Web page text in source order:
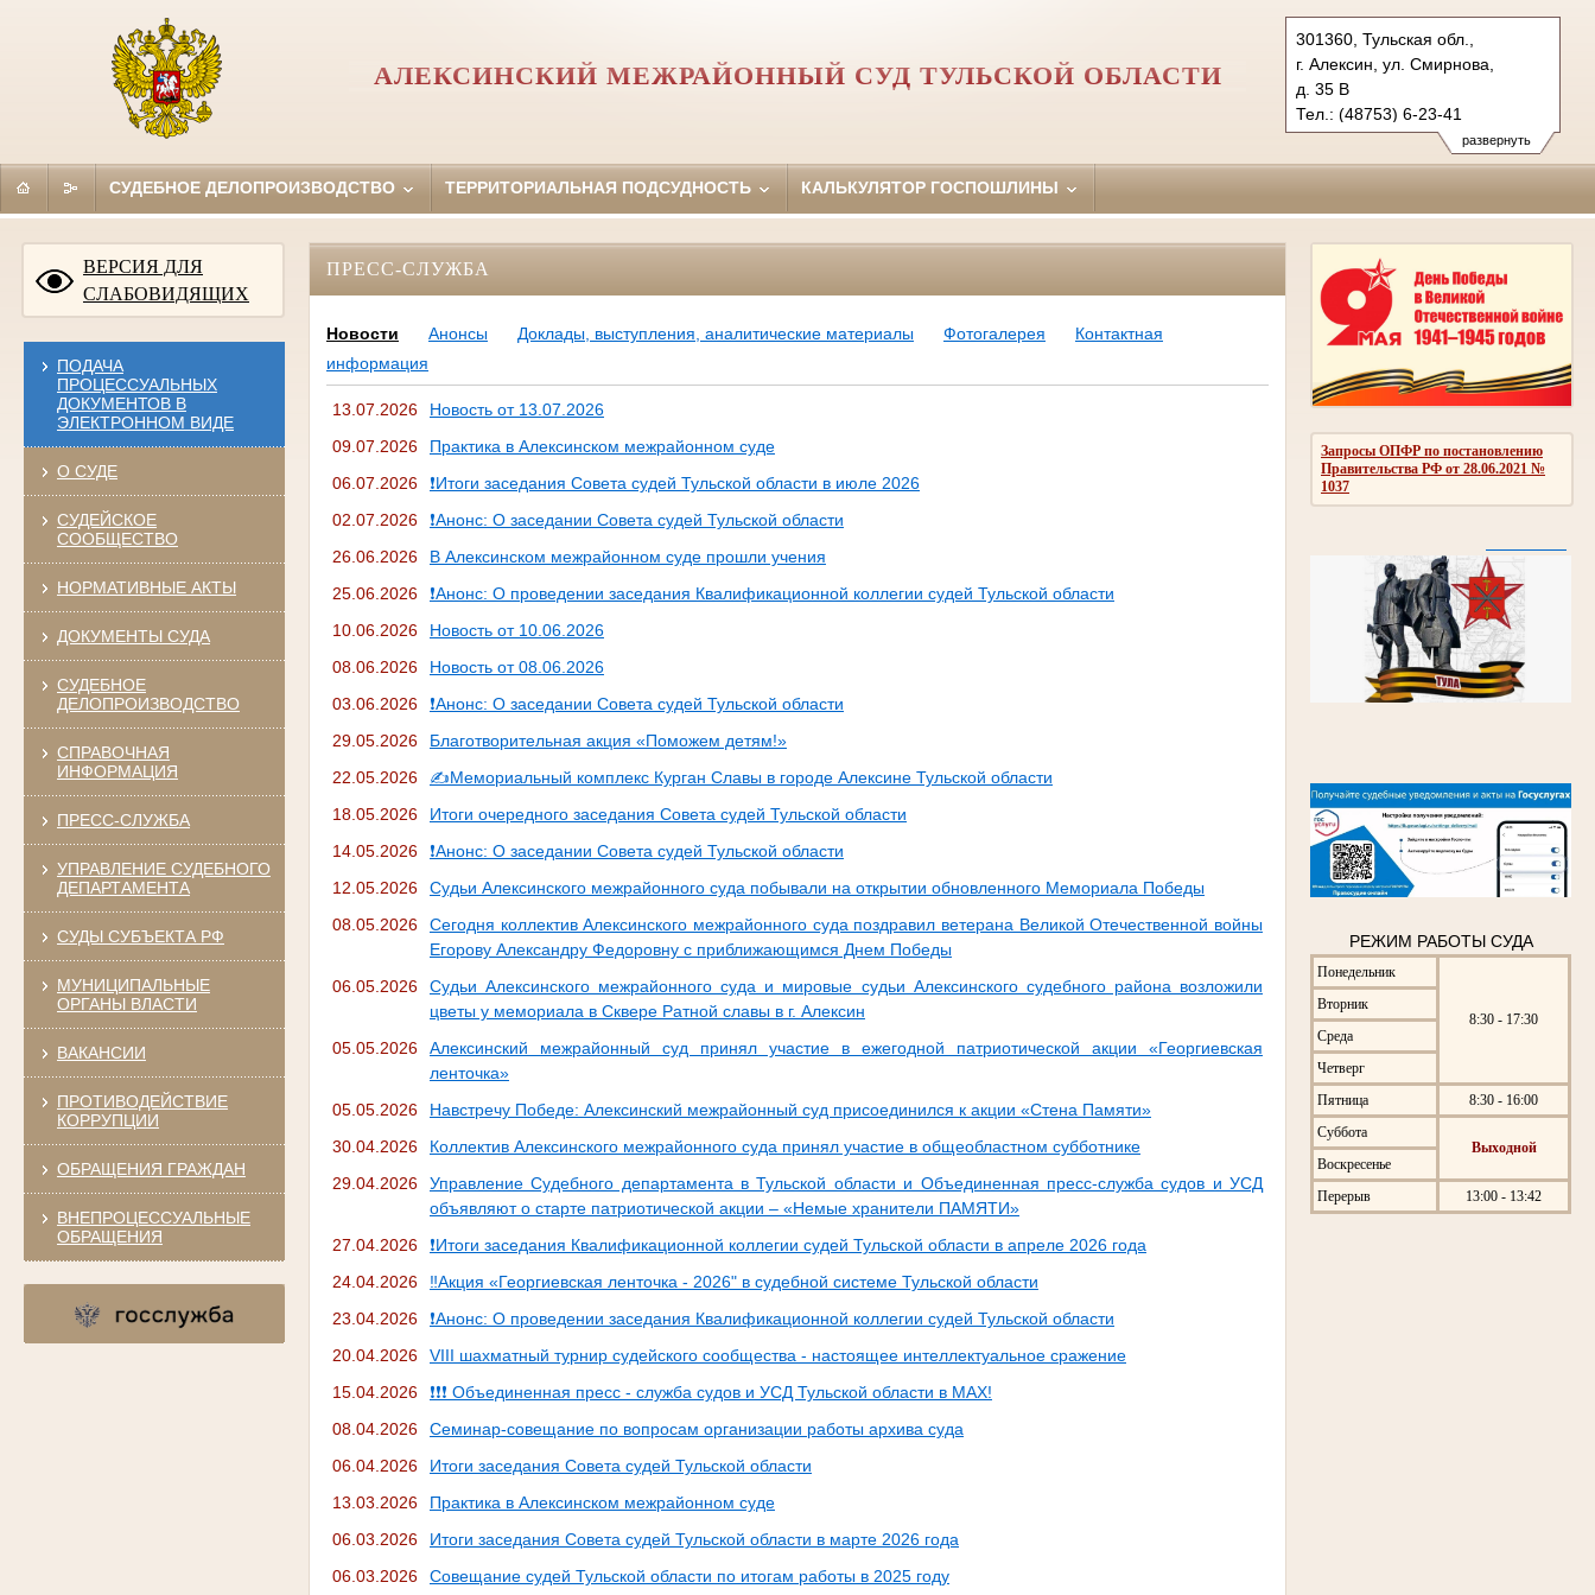
развернуть
301360, Тульская обл.,
г. Алексин, ул. Смирнова,
д. 35 В
Тел.: (48753) 6-23-41
aleksinsky.tula@sudrf.ru
АЛЕКСИНСКИЙ МЕЖРАЙОННЫЙ СУД ТУЛЬСКОЙ ОБЛАСТИ
СУДЕБНОЕ ДЕЛОПРОИЗВОДСТВО ТЕРРИТОРИАЛЬНАЯ ПОДСУДНОСТЬ КАЛЬКУЛЯТОР ГОСПОШЛИНЫ
ВЕРСИЯ ДЛЯ
СЛАБОВИДЯЩИХ
ПОДАЧА
ПРОЦЕССУАЛЬНЫХ
ДОКУМЕНТОВ В
ЭЛЕКТРОННОМ ВИДЕ
О СУДЕ
СУДЕЙСКОЕ
СООБЩЕСТВО
НОРМАТИВНЫЕ АКТЫ
ДОКУМЕНТЫ СУДА
СУДЕБНОЕ
ДЕЛОПРОИЗВОДСТВО
СПРАВОЧНАЯ
ИНФОРМАЦИЯ
ПРЕСС-СЛУЖБА
УПРАВЛЕНИЕ СУДЕБНОГО
ДЕПАРТАМЕНТА
СУДЫ СУБЪЕКТА РФ
МУНИЦИПАЛЬНЫЕ
ОРГАНЫ ВЛАСТИ
ВАКАНСИИ
ПРОТИВОДЕЙСТВИЕ
КОРРУПЦИИ
ОБРАЩЕНИЯ ГРАЖДАН
ВНЕПРОЦЕССУАЛЬНЫЕ
ОБРАЩЕНИЯ
Запросы ОПФР по постановлению
Правительства РФ от 28.06.2021 №
1037
РЕЖИМ РАБОТЫ СУДА
Понедельник
8:30 - 17:30
Вторник
Среда
Четверг
Пятница
8:30 - 16:00
Суббота
Выходной
Воскресенье
Перерыв
13:00 - 13:42
ПРЕСС-СЛУЖБА
Новости Анонсы Доклады, выступления, аналитические материалы Фотогалерея
Контактная
информация
13.07.2026
Новость от 13.07.2026
09.07.2026
Практика в Алексинском межрайонном суде
06.07.2026
❗Итоги заседания Совета судей Тульской области в июле 2026
02.07.2026
❗Анонс: О заседании Совета судей Тульской области
26.06.2026
В Алексинском межрайонном суде прошли учения
25.06.2026
❗Анонс: О проведении заседания Квалификационной коллегии судей Тульской области
10.06.2026
Новость от 10.06.2026
08.06.2026
Новость от 08.06.2026
03.06.2026
❗Анонс: О заседании Совета судей Тульской области
29.05.2026
Благотворительная акция «Поможем детям!»
22.05.2026
✍Мемориальный комплекс Курган Славы в городе Алексине Тульской области
18.05.2026
Итоги очередного заседания Совета судей Тульской области
14.05.2026
❗Анонс: О заседании Совета судей Тульской области
12.05.2026
Судьи Алексинского межрайонного суда побывали на открытии обновленного Мемориала Победы
08.05.2026
Сегодня коллектив Алексинского межрайонного суда поздравил ветерана Великой Отечественной войны
Егорову Александру Федоровну с приближающимся Днем Победы
06.05.2026
Судьи Алексинского межрайонного суда и мировые судьи Алексинского судебного района возложили
цветы у мемориала в Сквере Ратной славы в г. Алексин
05.05.2026
Алексинский межрайонный суд принял участие в ежегодной патриотической акции «Георгиевская
ленточка»
05.05.2026
Навстречу Победе: Алексинский межрайонный суд присоединился к акции «Стена Памяти»
30.04.2026
Коллектив Алексинского межрайонного суда принял участие в общеобластном субботнике
29.04.2026
Управление Судебного департамента в Тульской области и Объединенная пресс-служба судов и УСД
объявляют о старте патриотической акции – «Немые хранители ПАМЯТИ»
27.04.2026
❗Итоги заседания Квалификационной коллегии судей Тульской области в апреле 2026 года
24.04.2026
‼Акция «Георгиевская ленточка - 2026" в судебной системе Тульской области
23.04.2026
❗Анонс: О проведении заседания Квалификационной коллегии судей Тульской области
20.04.2026
VIII шахматный турнир судейского сообщества - настоящее интеллектуальное сражение
15.04.2026
❗❗❗ Объединенная пресс - служба судов и УСД Тульской области в MAX!
08.04.2026
Семинар-совещание по вопросам организации работы архива суда
06.04.2026
Итоги заседания Совета судей Тульской области
13.03.2026
Практика в Алексинском межрайонном суде
06.03.2026
Итоги заседания Совета судей Тульской области в марте 2026 года
06.03.2026
Совещание судей Тульской области по итогам работы в 2025 году